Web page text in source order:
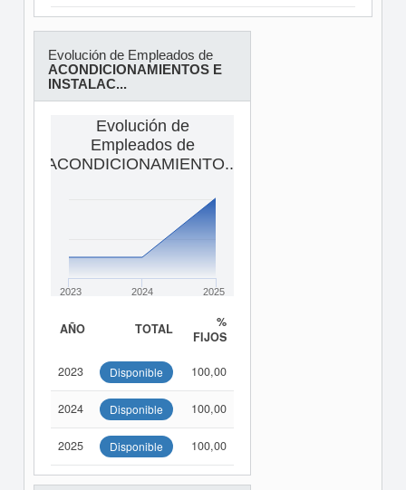
Evolución de Empleados de
ACONDICIONAMIENTOS E
INSTALAC...
Evolución de
Empleados de
ACONDICIONAMIENTO...
2023 2024 2025
AÑO TOTAL
%
FIJOS
2023 Disponible 100,00
2024 Disponible 100,00
2025 Disponible 100,00